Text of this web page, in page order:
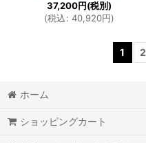
37,200円(税別)
(税込: 40,920円)
1 2
ホーム
ショッピングカート